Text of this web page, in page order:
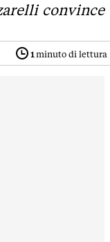
convince
1 minuto di lettura